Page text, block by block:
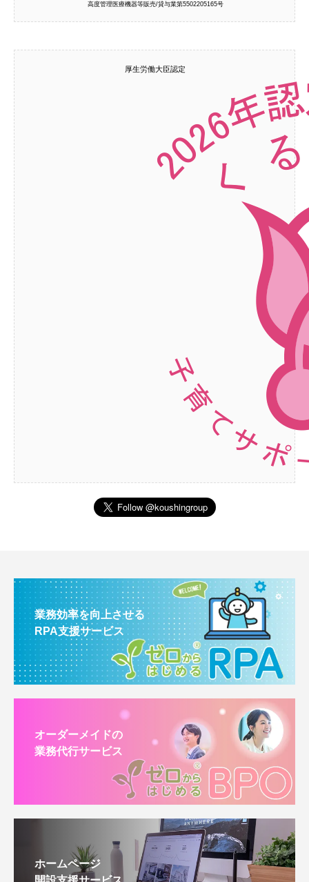
高度管理医療機器等販売/貸与業第5502205165号
厚生労働大臣認定
業務効率を向上させる
RPA支援サービス
オーダーメイドの
業務代行サービス
ホームページ